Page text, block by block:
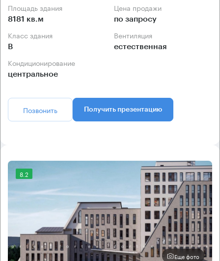
Площадь здания
8181 кв.м
Цена продажи
по запросу
Класс здания
B
Вентиляция
естественная
Кондиционирование
центральное
Позвонить Получить презентацию
8.2
Еще фото